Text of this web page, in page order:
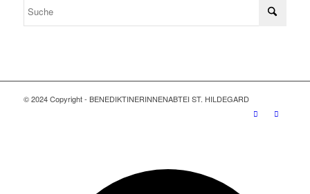
© 2024 Copyright - BENEDIKTINERINNENABTEI ST. HILDEGARD